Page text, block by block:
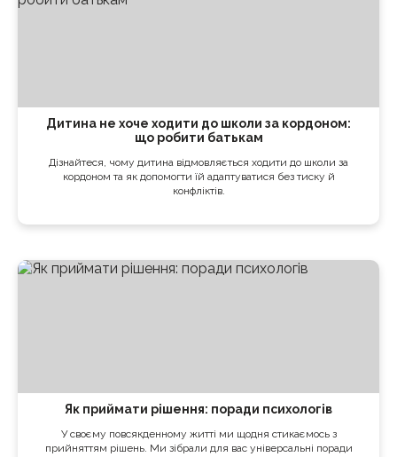
Дитина не хоче ходити до школи за кордоном:
що робити батькам
Дізнайтеся, чому дитина відмовляється ходити до школи за
кордоном та як допомогти їй адаптуватися без тиску й
конфліктів.
Як приймати рішення: поради психологів
У своєму повсякденному житті ми щодня стикаємось з
прийняттям рішень. Ми зібрали для вас універсальні поради